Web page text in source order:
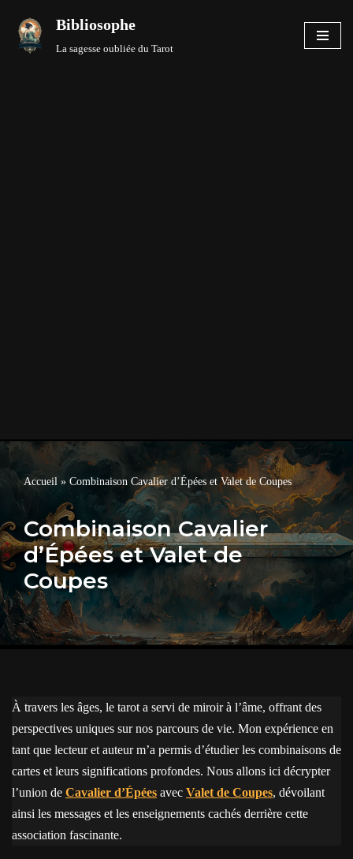
Aller
Bibliosophe
La sagesse oubliée du Tarot
Accueil » Combinaison Cavalier d’Épées et Valet de Coupes
Combinaison Cavalier
d’Épées et Valet de
Coupes
À travers les âges, le tarot a servi de miroir à l’âme, offrant des
perspectives uniques sur nos parcours de vie. Mon expérience en
tant que lecteur et auteur m’a permis d’étudier les combinaisons de
cartes et leurs significations profondes. Nous allons ici décrypter
l’union de Cavalier d’Épées avec Valet de Coupes, dévoilant
ainsi les messages et les enseignements cachés derrière cette
association fascinante.